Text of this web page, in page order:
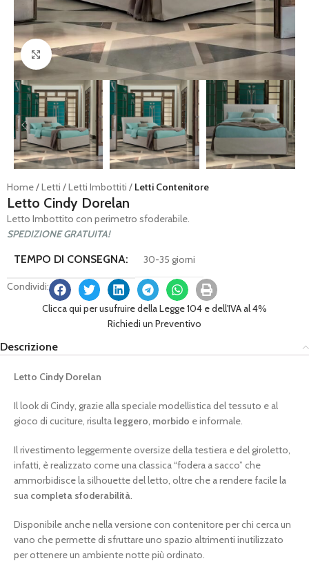
Ingrandisci
Home Letti Letti Imbottiti Letti Contenitore
Letto Cindy Dorelan
Letto Imbottito con perimetro sfoderabile.
SPEDIZIONE GRATUITA!
TEMPO DI CONSEGNA: 30-35 giorni
Condividi:
Clicca qui per usufruire della Legge 104 e dell'IVA al 4%
Richiedi un Preventivo
Descrizione
Letto Cindy Dorelan
Il look di Cindy, grazie alla speciale modellistica del tessuto e al
gioco di cuciture, risulta leggero morbido e informale.
Il rivestimento leggermente oversize della testiera e del giroletto,
infatti, è realizzato come una classica “fodera a sacco” che
ammorbidisce la silhouette del letto, oltre che a rendere facile la
sua completa sfoderabilità
Disponibile anche nella versione con contenitore per chi cerca un
vano che permette di sfruttare uno spazio altrimenti inutilizzato
per ottenere un ambiente notte più ordinato.